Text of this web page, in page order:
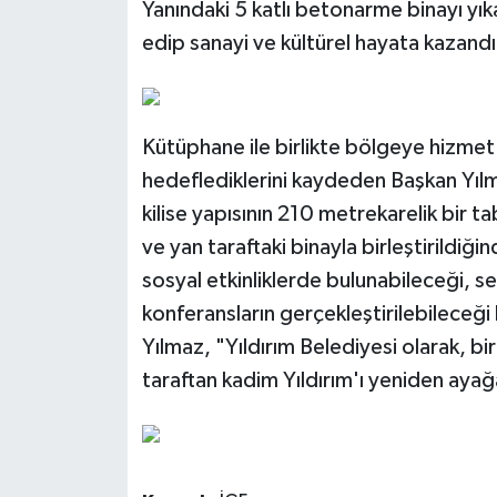
Yanındaki 5 katlı betonarme binayı
edip sanayi ve kültürel hayata
Kütüphane ile birlikte bölgeye
hedeflediklerini kaydeden Başkan
kilise yapısının 210 metrekarelik bir
ve yan taraftaki binayla
sosyal etkinliklerde bulunabileceği,
konferansların
Yılmaz, "Yıldırım Belediyesi olarak,
taraftan kadim Yıldırım'ı yeniden